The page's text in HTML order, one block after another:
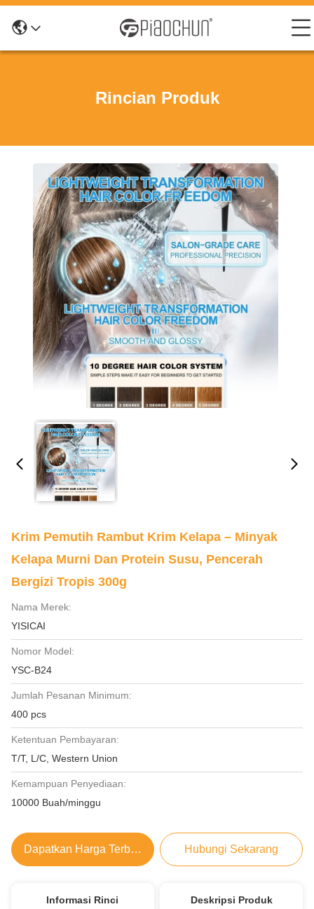
Rincian Produk
Krim Pemutih Rambut Krim Kelapa – Minyak
Kelapa Murni Dan Protein Susu, Pencerah
Bergizi Tropis 300g
Nama Merek:
YISICAI
Nomor Model:
YSC-B24
Jumlah Pesanan Minimum:
400 pcs
Ketentuan Pembayaran:
T/T, L/C, Western Union
Kemampuan Penyediaan:
10000 Buah/minggu
Dapatkan Harga Terbaik Hubungi Sekarang
Informasi Rinci Deskripsi Produk